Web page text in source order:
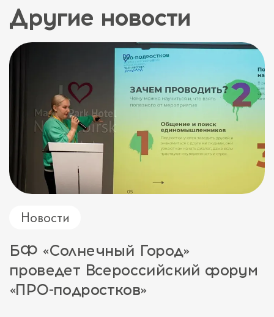
Другие новости
Новости
БФ «Солнечный Город»
проведет Всероссийский форум
«ПРО-подростков»